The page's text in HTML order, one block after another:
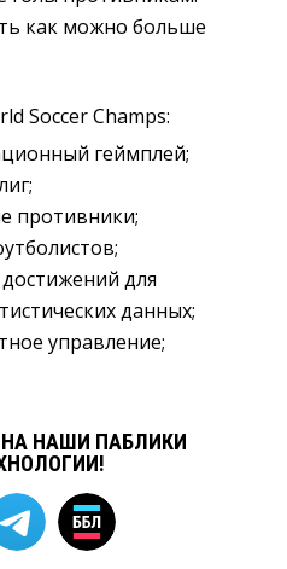
как можно больше
Soccer Champs:
геймплей;
противники;
для
данных;
управление;
НАШИ ПАБЛИКИ